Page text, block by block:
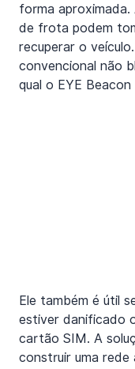
forma aproximada.
de frota podem
recuperar o
convencional não
qual o EYE Beacon
Ele também é útil
estiver danificado
cartão SIM. A
construir uma rede